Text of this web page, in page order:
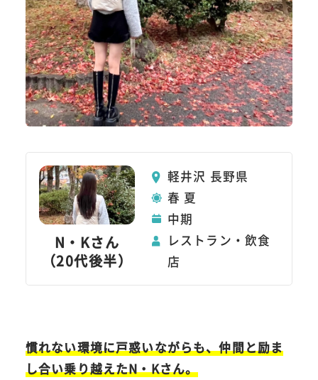
N・Kさん
（20代後半）
軽井沢 長野県
春 夏
中期
レストラン・飲食
店
慣れない環境に戸惑いながらも、仲間と励ま
し合い乗り越えたN・Kさん。